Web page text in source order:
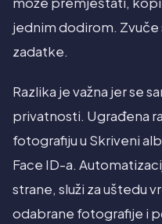
jednim dodirom. Zvuče
zadatke.
Razlika je važna jer se
privatnosti. Ugrađena
fotografiju u Skriveni
Face ID-a.
strane, služi za uštedu
odabrane fotografije i